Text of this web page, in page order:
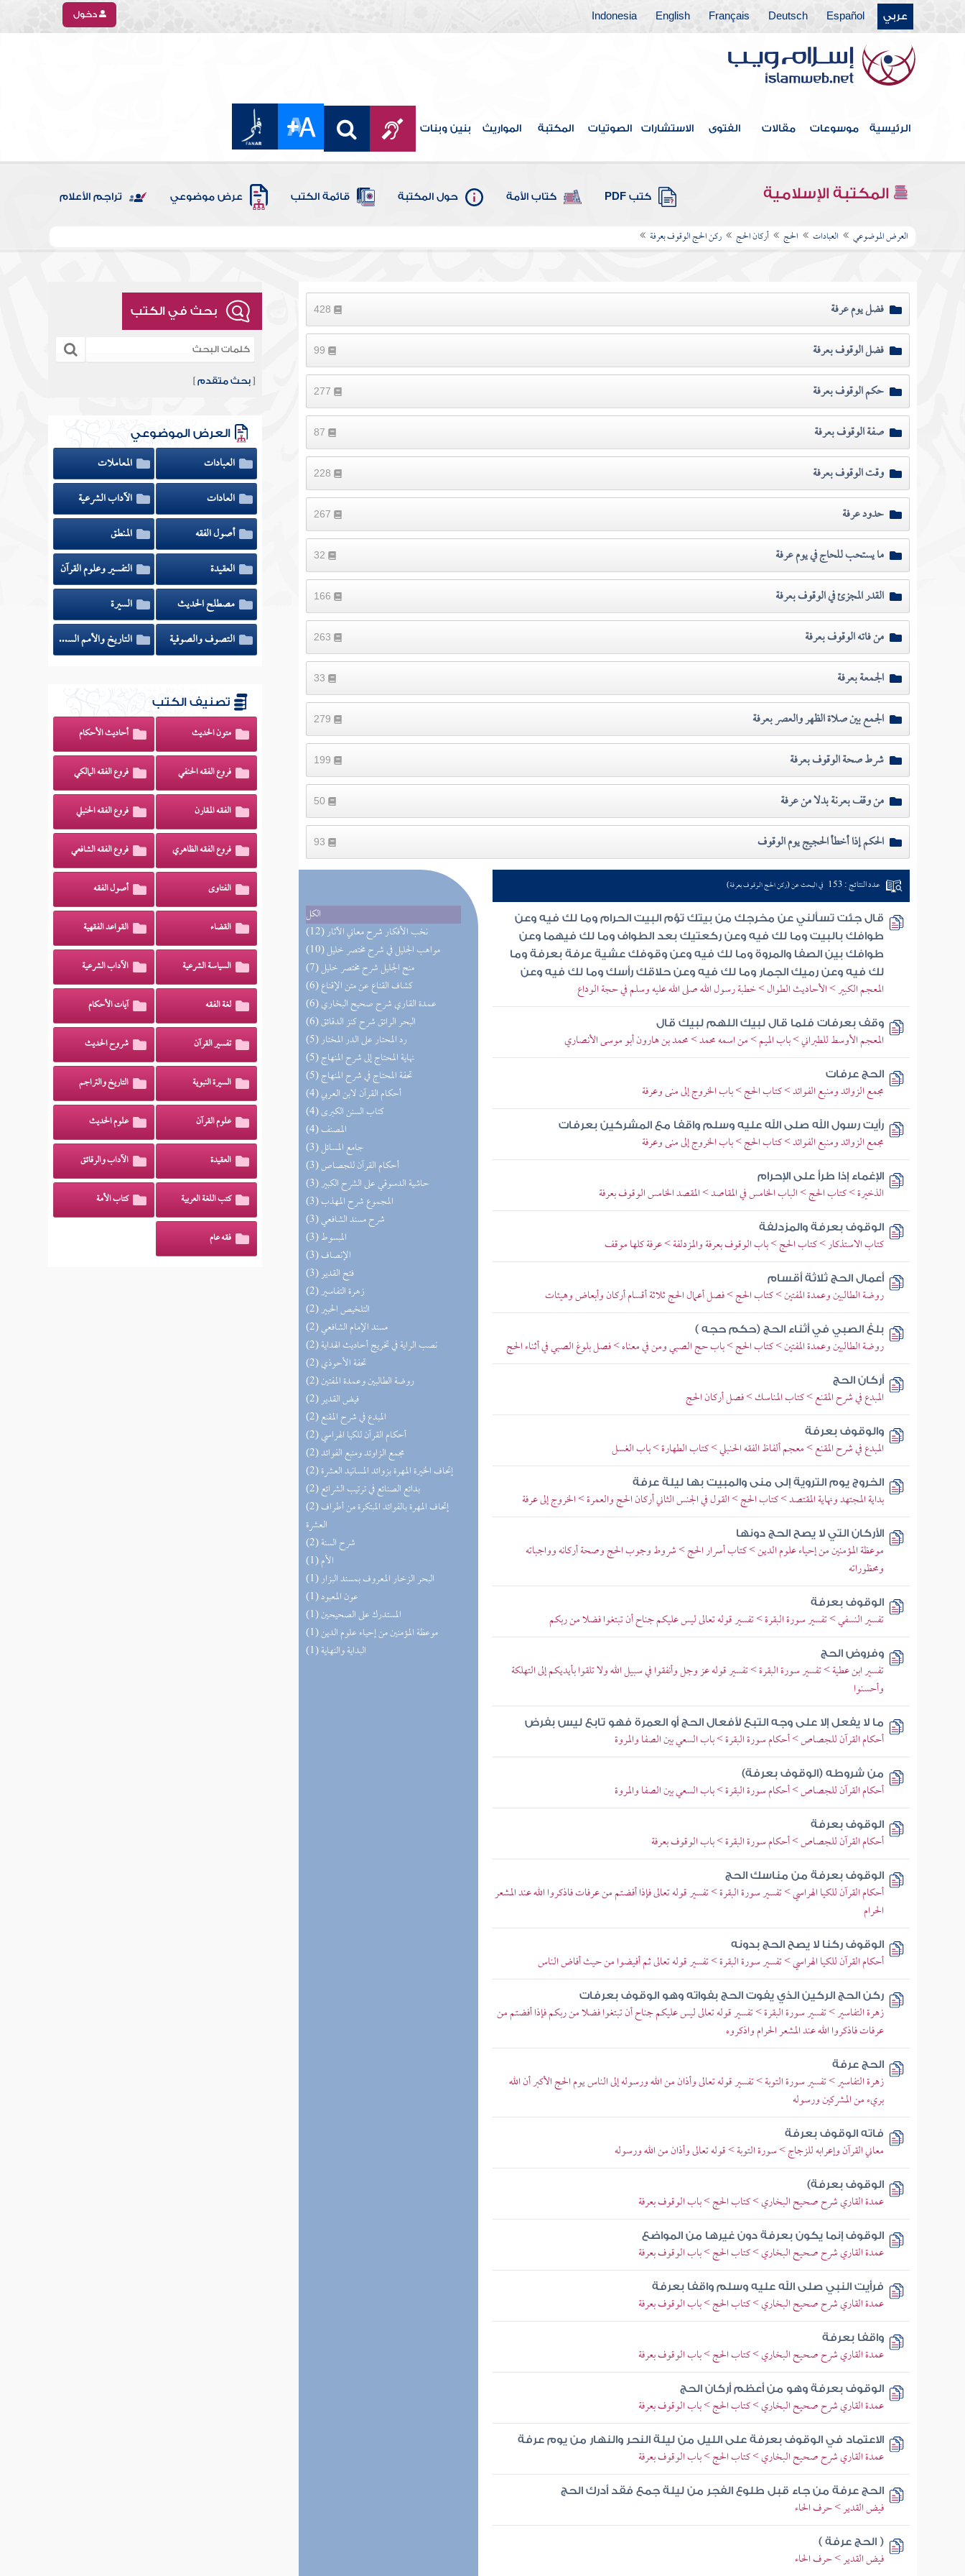
عربي Español
Deutsch
Français
English
Indonesia دخول
الرئيسية موسوعات مقالات الفتوى الاستشارات الصوتيات المكتبة المواريث بنين وبنات
المكتبة الإسلامية كتب PDF كتاب الأمة حول المكتبة قائمة الكتب عرض موضوعي تراجم الأعلام
العرض الموضوعي العبادات الحج أركان الحج ركن الحج الوقوف بعرفة
فضل يوم عرفة
فضل الوقوف بعرفة
حكم الوقوف بعرفة
صفة الوقوف بعرفة
وقت الوقوف بعرفة
حدود عرفة
ما يستحب للحاج في يوم عرفة
القدر المجزئ في الوقوف بعرفة
من فاته الوقوف بعرفة
الجمعة بعرفة
الجمع بين صلاة الظهر والعصر بعرفة
شرط صحة الوقوف بعرفة
من وقف بعرنة بدلا من عرفة
الحكم إذا أخطأ الحجيج يوم الوقوف
الكل
(12) نخب الأفكار شرح معاني الآثار
(10) مواهب الجليل في شرح مختصر خليل
(7) منح الجليل شرح مختصر خليل
(6) كشاف القناع عن متن الإقناع
(6) عمدة القاري شرح صحيح البخاري
(6) البحر الرائق شرح كنز الدقائق
(5) رد المحتار على الدر المختار
(5) نهاية المحتاج إلى شرح المنهاج
(5) تحفة المحتاج في شرح المنهاج
(4) أحكام القرآن لابن العربي
(4) كتاب السنن الكبرى
(4) المصنف
(3) جامع المسائل
(3) أحكام القرآن للجصاص
(3) حاشية الدسوقي على الشرح الكبير
(3) المجموع شرح المهذب
(3) شرح مسند الشافعي
(3) المبسوط
(3) الإنصاف
(3) فتح القدير
(2) زهرة التفاسير
(2) التلخيص الحبير
(2) مسند الإمام الشافعي
(2) نصب الراية في تخريج أحاديث الهداية
(2) تحفة الأحوذي
(2) روضة الطالبين وعمدة المفتين
(2) فيض القدير
(2) المبدع في شرح المقنع
(2) أحكام القرآن للكيا الهراسي
(2) مجمع الزاوئد ومنبع الفوائد
(2) إتحاف الخيرة المهرة بزوائد المسانيد العشرة
(2) بدائع الصنائع في ترتيب الشرائع
(2) إتحاف المهرة بالفوائد المبتكرة من أطراف
العشرة
(2) شرح السنة
(1) الأم
(1) البحر الزخار المعروف بمسند البزار
(1) عون المعبود
(1) المستدرك على الصحيحين
(1) موعظة المؤمنين من إحياء علوم الدين
(1) البداية والنهاية
عدد النتائج : 153 في البحث عن (ركن الحج الوقوف بعرفة)
قال جئت تسألني عن مخرجك من بيتك تؤم البيت الحرام وما لك فيه وعن
طوافك بالبيت وما لك فيه وعن ركعتيك بعد الطواف وما لك فيهما وعن
طوافك بين الصفا والمروة وما لك فيه وعن وقوفك عشية عرفة بعرفة وما
لك فيه وعن رميك الجمار وما لك فيه وعن حلاقك رأسك وما لك فيه وعن
المعجم الكبير > الأحاديث الطوال > خطبة رسول الله صلى الله عليه وسلم في حجة الوداع
وقف بعرفات فلما قال لبيك اللهم لبيك قال
المعجم الأوسط للطبراني > باب الميم > من اسمه محمد > محمد بن هارون أبو موسى الأنصاري
الحج عرفات
مجمع الزوائد ومنبع الفوائد > كتاب الحج > باب الخروج إلى منى وعرفة
رأيت رسول الله صلى الله عليه وسلم واقفا مع المشركين بعرفات
مجمع الزوائد ومنبع الفوائد > كتاب الحج > باب الخروج إلى منى وعرفة
الإغماء إذا طرأ على الإحرام
الذخيرة > كتاب الحج > الباب الخامس في المقاصد > المقصد الخامس الوقوف بعرفة
الوقوف بعرفة والمزدلفة
كتاب الاستذكار > كتاب الحج > باب الوقوف بعرفة والمزدلفة > عرفة كلها موقف
أعمال الحج ثلاثة أقسام
روضة الطالبين وعمدة المفتين > كتاب الحج > فصل أعمال الحج ثلاثة أقسام أركان وأبعاض وهيئات
بلغ الصبي في أثناء الحج (حكم حجه )
روضة الطالبين وعمدة المفتين > كتاب الحج > باب حج الصبي ومن في معناه > فصل بلوغ الصبي في أثناء الحج
أركان الحج
المبدع في شرح المقنع > كتاب المناسك > فصل أركان الحج
والوقوف بعرفة
المبدع في شرح المقنع > معجم ألفاظ الفقه الحنبلي > كتاب الطهارة > باب الغسل
الخروج يوم التروية إلى منى والمبيت بها ليلة عرفة
بداية المجتهد ونهاية المقتصد > كتاب الحج > القول في الجنس الثاني أركان الحج والعمرة > الخروج إلى عرفة
الأركان التي لا يصح الحج دونها
موعظة المؤمنين من إحياء علوم الدين > كتاب أسرار الحج > شروط وجوب الحج وصحة أركانه وواجباته
ومحظوراته
الوقوف بعرفة
تفسير النسفي > تفسير سورة البقرة > تفسير قوله تعالى ليس عليكم جناح أن تبتغوا فضلا من ربكم
وفروض الحج
تفسير ابن عطية > تفسير سورة البقرة > تفسير قوله عز وجل وأنفقوا في سبيل الله ولا تلقوا بأيديكم إلى التهلكة
وأحسنوا
ما لا يفعل إلا على وجه التبع لأفعال الحج أو العمرة فهو تابع ليس بفرض
أحكام القرآن للجصاص > أحكام سورة البقرة > باب السعي بين الصفا والمروة
من شروطه (الوقوف بعرفة)
أحكام القرآن للجصاص > أحكام سورة البقرة > باب السعي بين الصفا والمروة
الوقوف بعرفة
أحكام القرآن للجصاص > أحكام سورة البقرة > باب الوقوف بعرفة
الوقوف بعرفة من مناسك الحج
أحكام القرآن للكيا الهراسي > تفسير سورة البقرة > تفسير قوله تعالى فإذا أفضتم من عرفات فاذكروا الله عند المشعر
الحرام
الوقوف ركنا لا يصح الحج بدونه
أحكام القرآن للكيا الهراسي > تفسير سورة البقرة > تفسير قوله تعالى ثم أفيضوا من حيث أفاض الناس
ركن الحج الركين الذي يفوت الحج بفواته وهو الوقوف بعرفات
زهرة التفاسير > تفسير سورة البقرة > تفسير قوله تعالى ليس عليكم جناح أن تبتغوا فضلا من ربكم فإذا أفضتم من
عرفات فاذكروا الله عند المشعر الحرام واذكروه
الحج عرفة
زهرة التفاسير > تفسير سورة التوبة > تفسير قوله تعالى وأذان من الله ورسوله إلى الناس يوم الحج الأكبر أن الله
بريء من المشركين ورسوله
فاته الوقوف بعرفة
معاني القرآن وإعرابه للزجاج > سورة التوبة > قوله تعالى وأذان من الله ورسوله
الوقوف بعرفة)
عمدة القاري شرح صحيح البخاري > كتاب الحج > باب الوقوف بعرفة
الوقوف إنما يكون بعرفة دون غيرها من المواضع
عمدة القاري شرح صحيح البخاري > كتاب الحج > باب الوقوف بعرفة
فرأيت النبي صلى الله عليه وسلم واقفا بعرفة
عمدة القاري شرح صحيح البخاري > كتاب الحج > باب الوقوف بعرفة
واقفا بعرفة
عمدة القاري شرح صحيح البخاري > كتاب الحج > باب الوقوف بعرفة
الوقوف بعرفة وهو من أعظم أركان الحج
عمدة القاري شرح صحيح البخاري > كتاب الحج > باب الوقوف بعرفة
الاعتماد في الوقوف بعرفة على الليل من ليلة النحر والنهار من يوم عرفة
عمدة القاري شرح صحيح البخاري > كتاب الحج > باب الوقوف بعرفة
الحج عرفة من جاء قبل طلوع الفجر من ليلة جمع فقد أدرك الحج
فيض القدير > حرف الحاء
( الحج عرفة )
فيض القدير > حرف الحاء
بحث في الكتب
[بحث متقدم ]
العرض الموضوعي
العبادات
المعاملات
العادات
الآداب الشرعية
أصول الفقه
المنطق
العقيدة
التفسير وعلوم القرآن
مصطلح الحديث
السيرة
التصوف والصوفية
التاريخ والأمم السابقة
تصنيف الكتب
متون الحديث أحاديث الأحكام
فروع الفقه الحنفي فروع الفقه المالكي
الفقه المقارن فروع الفقه الحنبلي
فروع الفقه الظاهري فروع الفقه الشافعي
الفتاوى أصول الفقه
القضاء القواعد الفقهية
السياسة الشرعية الآداب الشرعية
لغة الفقه آيات الأحكام
تفسير القرآن شروح الحديث
السيرة النبوية التاريخ والتراجم
علوم القرآن علوم الحديث
العقيدة الآداب والرقائق
كتب اللغة العربية كتاب الأمة
فقه عام